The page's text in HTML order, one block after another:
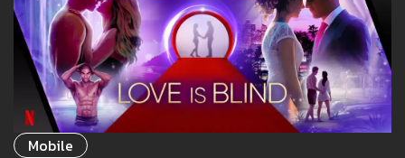
Mobile